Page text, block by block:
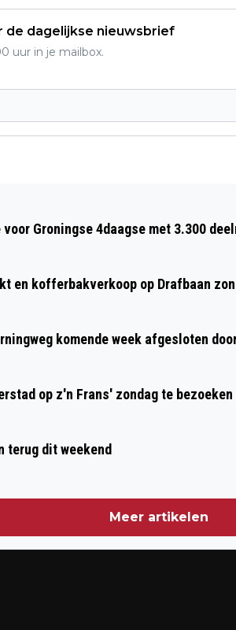
de dagelijkse nieuwsbrief
uur in je mailbox.
OVER
JAARWISSELING
Groningse 4daagse met 3.300
en kofferbakverkoop op Drafbaan
komende week afgesloten
op z'n Frans' zondag te bezoeken
terug dit weekend
Meer artikelen